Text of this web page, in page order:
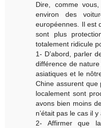
Dire, comme
environ des
européennes. Il est
sont plus
totalement ridicule
1- D’abord, parler
différence de
asiatiques et le
Chine assurent que
localement sont
avons bien moins
n’était pas le cas il
2- Affirmer que